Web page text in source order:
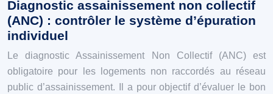
Diagnostic assainissement non collectif
(ANC) : contrôler le système d’épuration
individuel
Le diagnostic Assainissement Non Collectif (ANC) est
obligatoire pour les logements non raccordés au réseau
public d’assainissement. Il a pour objectif d’évaluer le bon